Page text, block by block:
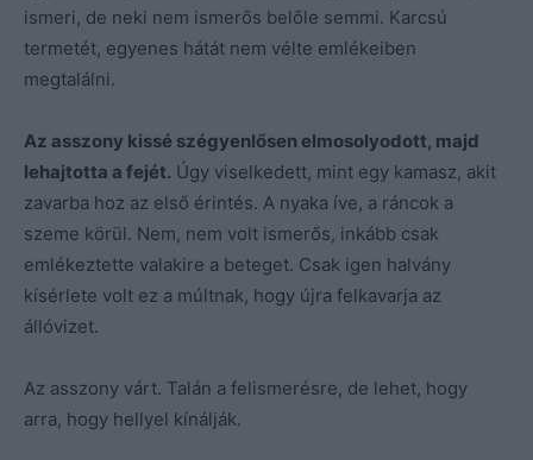
ismeri, de neki nem ismerős belőle semmi. Karcsú
termetét, egyenes hátát nem vélte emlékeiben
megtalálni.
Az asszony kissé szégyenlősen elmosolyodott, majd
lehajtotta a fejét. Úgy viselkedett, mint egy kamasz, akit
zavarba hoz az első érintés. A nyaka íve, a ráncok a
szeme körül. Nem, nem volt ismerős, inkább csak
emlékeztette valakire a beteget. Csak igen halvány
kísérlete volt ez a múltnak, hogy újra felkavarja az
állóvizet.
Az asszony várt. Talán a felismerésre, de lehet, hogy
arra, hogy hellyel kínálják.